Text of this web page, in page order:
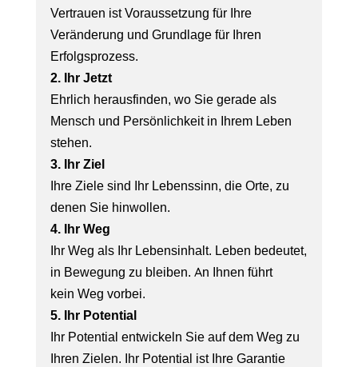
Vertrauen ist Voraussetzung für Ihre
Veränderung und Grundlage für Ihren
Erfolgsprozess.
2. Ihr Jetzt
Ehrlich herausfinden, wo Sie gerade als
Mensch und Persönlichkeit in Ihrem Leben
stehen.
3. Ihr Ziel
Ihre Ziele sind Ihr Lebenssinn, die Orte, zu
denen Sie hinwollen.
4. Ihr Weg
Ihr Weg als Ihr Lebensinhalt. Leben bedeutet,
in Bewegung zu bleiben. An Ihnen führt
kein Weg vorbei.
5. Ihr Potential
Ihr Potential entwickeln Sie auf dem Weg zu
Ihren Zielen. Ihr Potential ist Ihre Garantie